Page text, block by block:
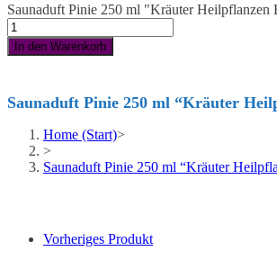
Saunaduft Pinie 250 ml "Kräuter Heilpflanzen
In den Warenkorb
Saunaduft Pinie 250 ml “Kräuter
Home (Start)>
>
Saunaduft Pinie 250 ml “Kräuter
Vorheriges Produkt